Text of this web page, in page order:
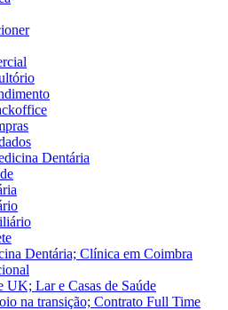
Dentária
Dentária; Clínica em Coimbra
UK; Lar e Casas de Saúde
na transição; Contrato Full Time